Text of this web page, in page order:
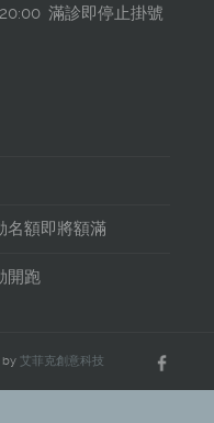
滿診即停止掛號
名額即將額滿
開跑
by 艾菲克創意科技